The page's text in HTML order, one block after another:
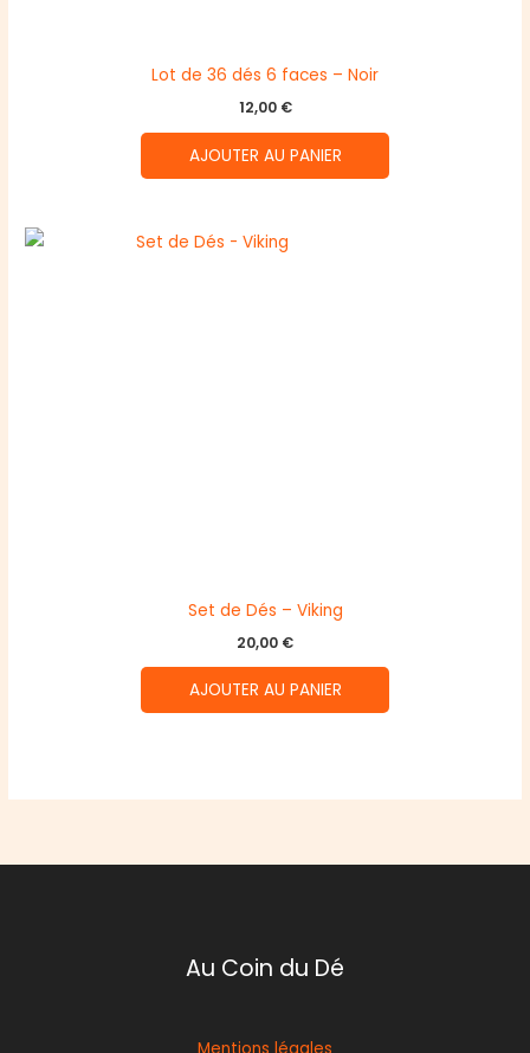
Lot de 36 dés 6 faces – Noir
12,00 €
AJOUTER AU PANIER
Set de Dés – Viking
20,00 €
AJOUTER AU PANIER
Au Coin du Dé